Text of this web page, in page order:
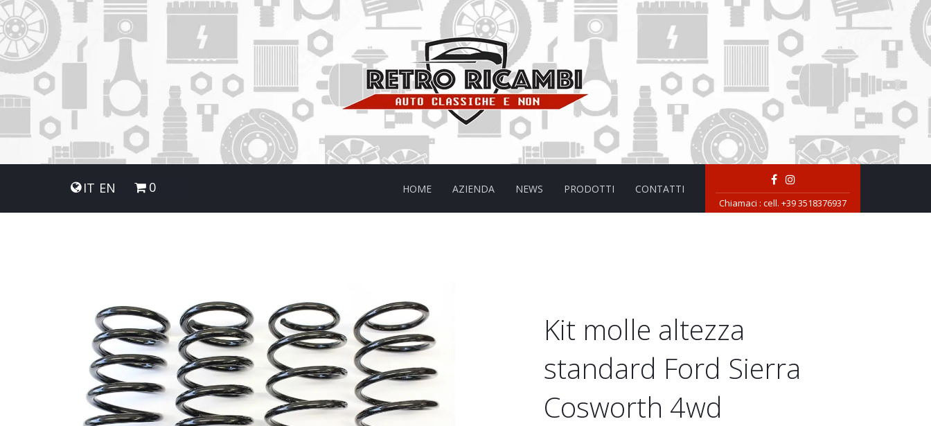
HOME AZIENDA NEWS PRODOTTI CONTATTI
Chiamaci : cell. +39 3518376937
IT EN 0
Kit molle altezza
standard Ford Sierra
Cosworth 4wd